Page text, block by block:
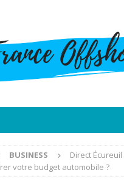
BUSINESS
Direct
votre budget automobile ?